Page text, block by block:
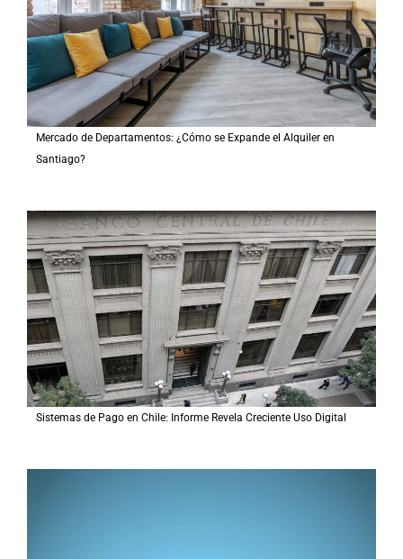
Mercado de Departamentos: ¿Cómo se Expande el Alquiler en
Santiago?
Sistemas de Pago en Chile: Informe Revela Creciente Uso Digital